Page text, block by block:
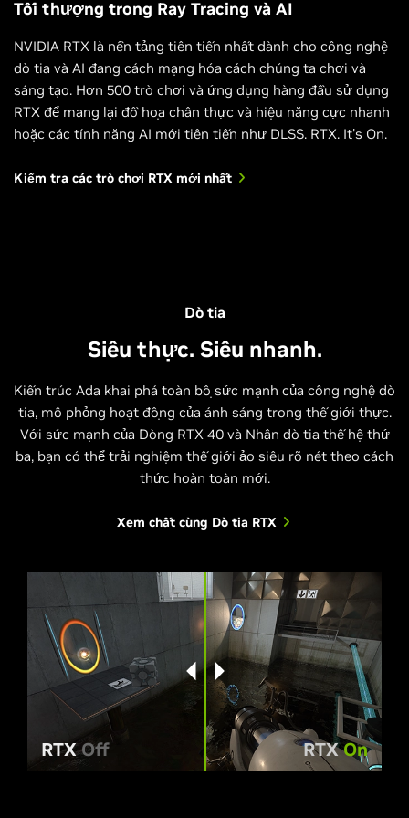
Tối thượng trong Ray Tracing và AI
NVIDIA RTX là nền tảng tiên tiến nhất dành cho công nghệ
dò tia và AI đang cách mạng hóa cách chúng ta chơi và
sáng tạo. Hơn 500 trò chơi và ứng dụng hàng đầu sử dụng
RTX để mang lại đồ họa chân thực và hiệu năng cực nhanh
hoặc các tính năng AI mới tiên tiến như DLSS. RTX. It's On.
Kiểm tra các trò chơi RTX mới nhất
Dò tia
Siêu thực. Siêu nhanh.
Kiến trúc Ada khai phá toàn bộ sức mạnh của công nghệ dò
tia, mô phỏng hoạt động của ánh sáng trong thế giới thực.
Với sức mạnh của Dòng RTX 40 và Nhân dò tia thế hệ thứ
ba, bạn có thể trải nghiệm thế giới ảo siêu rõ nét theo cách
thức hoàn toàn mới.
Xem chất cùng Dò tia RTX
RTXOn
RTXOff